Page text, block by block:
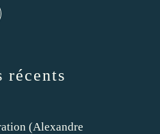
récents
(Alexandre